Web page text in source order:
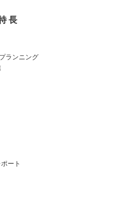
長
ランニング
ート